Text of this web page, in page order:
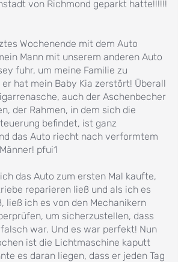
von Richmond geparkt hatte!!!!!!
Wochenende mit dem Auto
Mann mit unserem anderen Auto
fuhr, um meine Familie zu
er hat mein Baby Kia zerstört! Überall
auch der Aschenbecher
der Rahmen, in dem sich die
befindet, ist ganz
das Auto riecht nach verformtem
pfui1
ich das Auto zum ersten Mal kaufte,
reparieren ließ und als ich es
ließ ich es von den Mechanikern
um sicherzustellen, dass
war. Und es war perfekt! Nun
ist die Lichtmaschine kaputt
es daran liegen, dass er jeden Tag